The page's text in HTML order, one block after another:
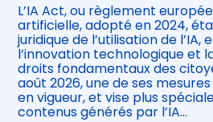
L’IA Act, ou règlement
artificielle, adopté en 2024,
juridique de l’utilisation de l’IA,
l’innovation technologique et
droits fondamentaux des
août 2026, une de ses
en vigueur, et vise plus
contenus générés par l’IA…